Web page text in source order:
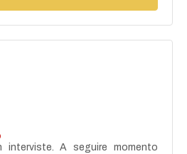
interviste. A seguire momento